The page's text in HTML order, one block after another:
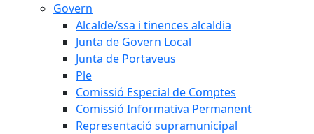
Govern
Alcalde/ssa i tinences alcaldia
Junta de Govern Local
Junta de Portaveus
Ple
Comissió Especial de Comptes
Comissió Informativa Permanent
Representació supramunicipal